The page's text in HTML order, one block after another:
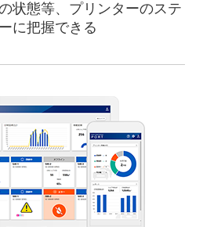
状態等、プリンターのステ
に把握できる